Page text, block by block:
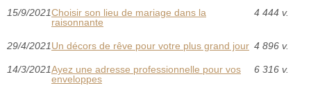
15/9/2021Choisir son lieu de mariage dans la
raisonnante
4 444 v.
29/4/2021Un décors de rêve pour votre plus grand jour 4 896 v.
14/3/2021Ayez une adresse professionnelle pour vos
enveloppes
6 316 v.